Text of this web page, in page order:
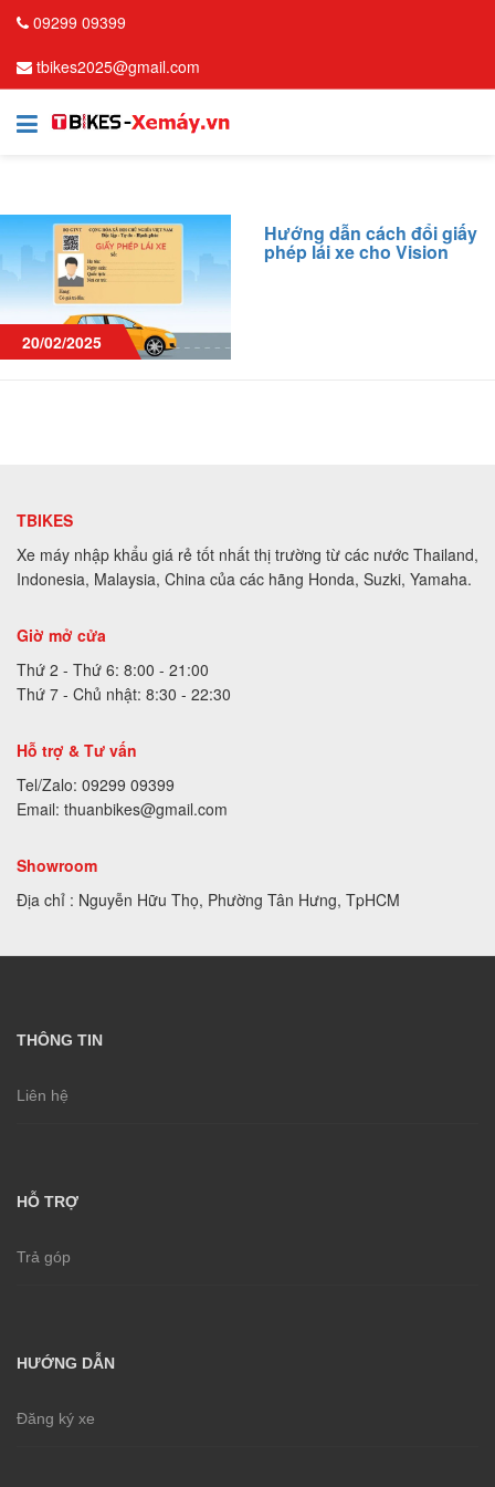
09299 09399
tbikes2025@gmail.com
20/02/2025
Hướng dẫn cách đổi giấy
phép lái xe cho Vision
TBIKES
Xe máy nhập khẩu giá rẻ tốt nhất thị trường từ các nước Thailand,
Indonesia, Malaysia, China của các hãng Honda, Suzki, Yamaha.
Giờ mở cửa
Thứ 2 - Thứ 6: 8:00 - 21:00
Thứ 7 - Chủ nhật: 8:30 - 22:30
Hỗ trợ & Tư vấn
Tel/Zalo: 09299 09399
Email: thuanbikes@gmail.com
Showroom
Địa chỉ : Nguyễn Hữu Thọ, Phường Tân Hưng, TpHCM
THÔNG TIN
Liên hệ
HỖ TRỢ
Trả góp
HƯỚNG DẪN
Đăng ký xe